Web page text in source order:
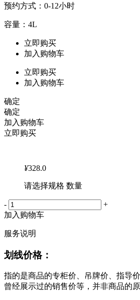
预约方式：0-12小时
容量：4L
立即购买
加入购物车
立即购买
加入购物车
确定
确定
加入购物车
立即购买
¥328.0
请选择规格 数量
-
+
加入购物车
服务说明
划线价格：
指的是商品的专柜价、吊牌价、指导
曾经展示过的销售价等，并非商品的